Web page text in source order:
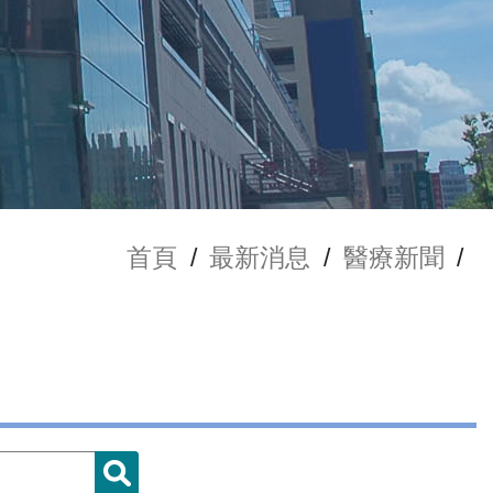
首頁 / 最新消息 / 醫療新聞 /